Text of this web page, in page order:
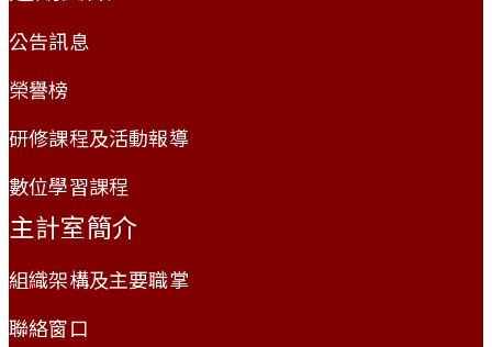
公告訊息
榮譽榜
研修課程及活動報導
數位學習課程
主計室簡介
組織架構及主要職掌
聯絡窗口